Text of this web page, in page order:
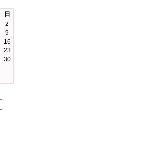
日
2
9
16
23
30